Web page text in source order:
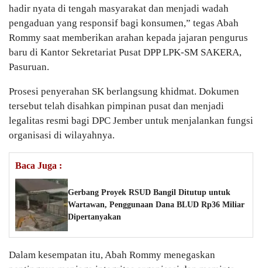
hadir nyata di tengah masyarakat dan menjadi wadah
pengaduan yang responsif bagi konsumen,” tegas Abah
Rommy saat memberikan arahan kepada jajaran pengurus
baru di Kantor Sekretariat Pusat DPP LPK-SM SAKERA,
Pasuruan.
Prosesi penyerahan SK berlangsung khidmat. Dokumen
tersebut telah disahkan pimpinan pusat dan menjadi
legalitas resmi bagi DPC Jember untuk menjalankan fungsi
organisasi di wilayahnya.
Baca Juga :
Gerbang Proyek RSUD Bangil Ditutup untuk
Wartawan, Penggunaan Dana BLUD Rp36 Miliar
Dipertanyakan
Dalam kesempatan itu, Abah Rommy menegaskan